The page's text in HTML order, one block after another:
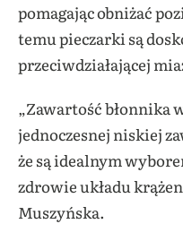
pomagając obniżać
temu pieczarki są
przeciwdziałającej
„Zawartość błonnika
jednoczesnej niskiej
że są idealnym
zdrowie układu
Muszyńska.